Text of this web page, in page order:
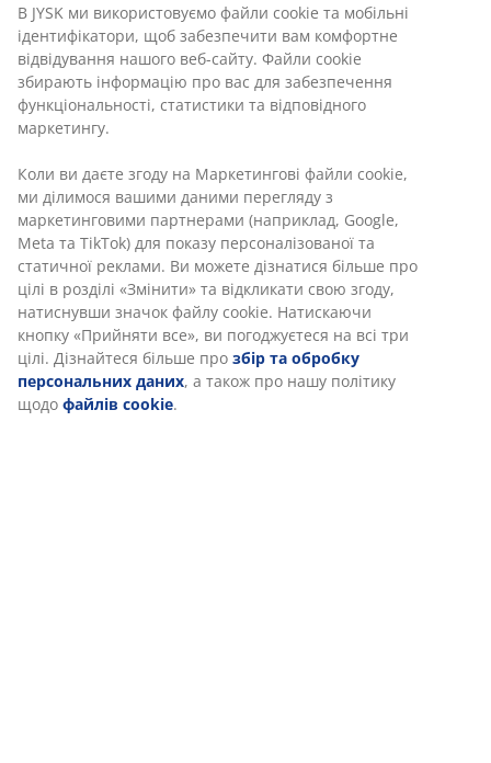
Артикул: 5237204
Характеристики
Відгуки
(0)
Доставка
В JYSK ми використовуємо файли cookie та мобільні
ідентифікатори, щоб забезпечити вам комфортне
відвідування нашого веб-сайту. Файли cookie
збирають інформацію про вас для забезпечення
функціональності, статистики та відповідного
маркетингу.
Коли ви даєте згоду на Маркетингові файли cookie,
ми ділимося вашими даними перегляду з
маркетинговими партнерами (наприклад, Google,
Meta та TikTok) для показу персоналізованої та
статичної реклами. Ви можете дізнатися більше про
цілі в розділі «Змінити» та відкликати свою згоду,
натиснувши значок файлу cookie. Натискаючи
кнопку «Прийняти все», ви погоджуєтеся на всі три
цілі. Дізнайтеся більше про збір та обробку
персональних даних, а також про нашу політику
щодо файлів cookie.